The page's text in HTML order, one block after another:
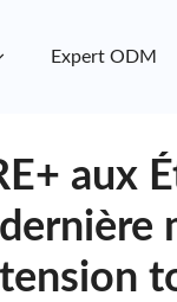
Expert ODM
aux